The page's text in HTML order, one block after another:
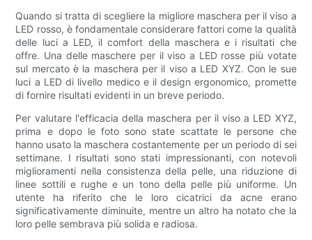
Quando si tratta di scegliere la migliore maschera per il viso a
LED rosso, è fondamentale considerare fattori come la qualità
delle luci a LED, il comfort della maschera e i risultati che
offre. Una delle maschere per il viso a LED rosse più votate
sul mercato è la maschera per il viso a LED XYZ. Con le sue
luci a LED di livello medico e il design ergonomico, promette
di fornire risultati evidenti in un breve periodo.
Per valutare l'efficacia della maschera per il viso a LED XYZ,
prima e dopo le foto sono state scattate le persone che
hanno usato la maschera costantemente per un periodo di sei
settimane. I risultati sono stati impressionanti, con notevoli
miglioramenti nella consistenza della pelle, una riduzione di
linee sottili e rughe e un tono della pelle più uniforme. Un
utente ha riferito che le loro cicatrici da acne erano
significativamente diminuite, mentre un altro ha notato che la
loro pelle sembrava più solida e radiosa.